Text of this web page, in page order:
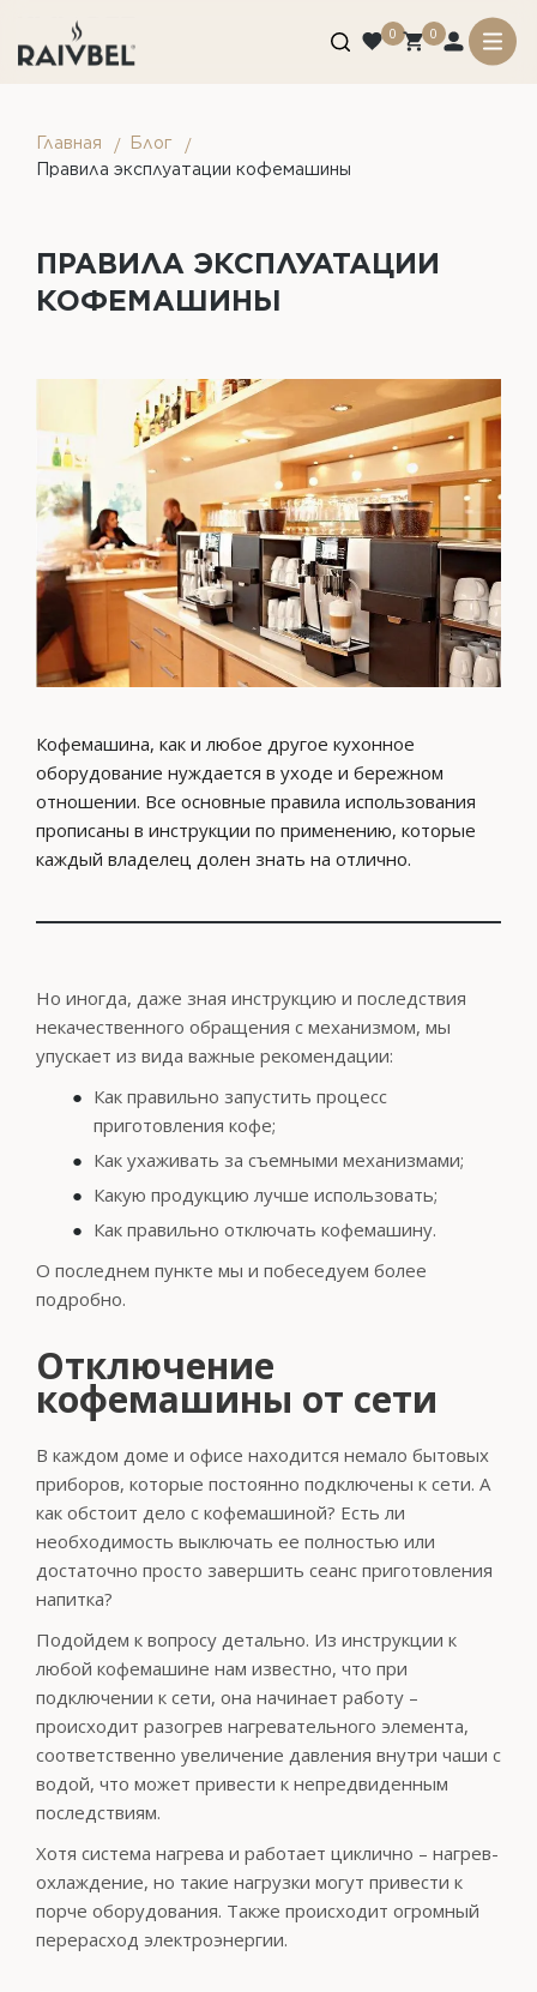
0 0
Главная
Блог
Правила эксплуатации кофемашины
ПРАВИЛА ЭКСПЛУАТАЦИИ
КОФЕМАШИНЫ
Кофемашина, как и любое другое кухонное
оборудование нуждается в уходе и бережном
отношении. Все основные правила использования
прописаны в инструкции по применению, которые
каждый владелец долен знать на отлично.
Но иногда, даже зная инструкцию и последствия
некачественного обращения с механизмом, мы
упускает из вида важные рекомендации:
Как правильно запустить процесс
приготовления кофе;
Как ухаживать за съемными механизмами;
Какую продукцию лучше использовать;
Как правильно отключать кофемашину.
О последнем пункте мы и побеседуем более
подробно.
Отключение
кофемашины от сети
В каждом доме и офисе находится немало бытовых
приборов, которые постоянно подключены к сети. А
как обстоит дело с кофемашиной? Есть ли
необходимость выключать ее полностью или
достаточно просто завершить сеанс приготовления
напитка?
Подойдем к вопросу детально. Из инструкции к
любой кофемашине нам известно, что при
подключении к сети, она начинает работу –
происходит разогрев нагревательного элемента,
соответственно увеличение давления внутри чаши с
водой, что может привести к непредвиденным
последствиям.
Хотя система нагрева и работает циклично – нагрев-
охлаждение, но такие нагрузки могут привести к
порче оборудования. Также происходит огромный
перерасход электроэнергии.